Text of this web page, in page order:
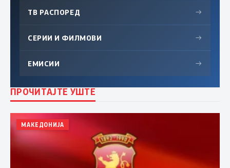
ТВ РАСПОРЕД →
СЕРИИ И ФИЛМОВИ →
ЕМИСИИ →
ПРОЧИТАЈТЕ УШТЕ
МАКЕДОНИЈА